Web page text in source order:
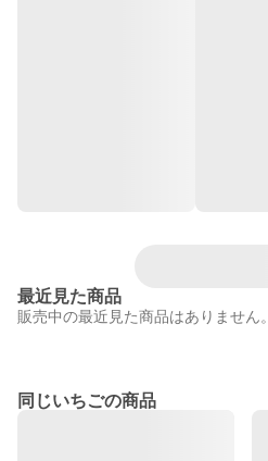
最近見た商品
販売中の最近見た商品はありません。
同じいちごの商品